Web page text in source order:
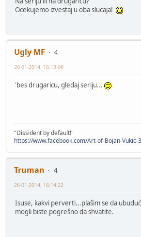
Ocekujemo izvestaj u oba slucaja!
Ugly MF
4
26-01-2014, 16:13:06
'bes drugaricu, gledaj seriju...
"Dissident by default!"
https://www.facebook.com/Art-of-Bojan-Vukic-
Truman
4
26-01-2014, 16:14:22
Isuse, kakvi perverti...plašim se da
mogli biste pogrešno da shvatite.